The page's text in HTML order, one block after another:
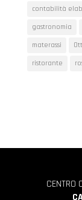
contabilità
gastronomia
materassi
ristorante
CENTRO